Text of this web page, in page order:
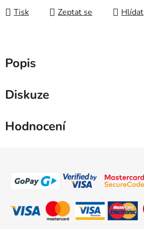
Tisk Zeptat se Hlídat
Popis
Diskuze
Hodnocení